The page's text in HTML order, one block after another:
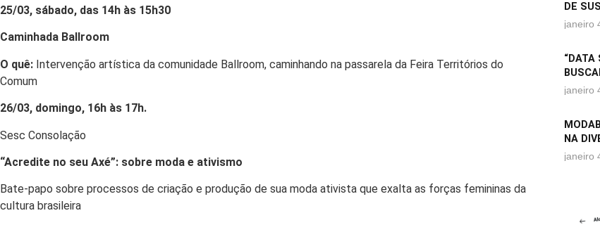
25/03, sábado, das 14h às 15h30
Caminhada Ballroom
O quê: Intervenção artística da comunidade Ballroom, caminhando na passarela da Feira Territórios do
Comum
26/03, domingo, 16h às 17h.
Sesc Consolação
“Acredite no seu Axé”: sobre moda e ativismo
Bate-papo sobre processos de criação e produção de sua moda ativista que exalta as forças femininas da
cultura brasileira
DE
janeiro
“DATA
janeiro
NA
janeiro